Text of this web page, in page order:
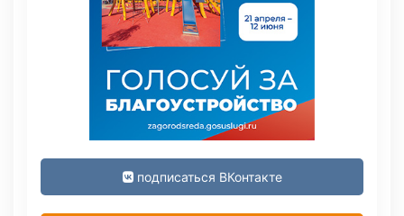
подписаться ВКонтакте